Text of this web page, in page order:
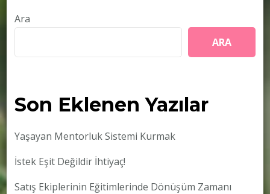
Ara
ARA
Son Eklenen Yazılar
Yaşayan Mentorluk Sistemi Kurmak
İstek Eşit Değildir İhtiyaç!
Satış Ekiplerinin Eğitimlerinde Dönüşüm Zamanı